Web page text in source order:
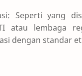
Seperti yang
atau lembaga
dengan standar